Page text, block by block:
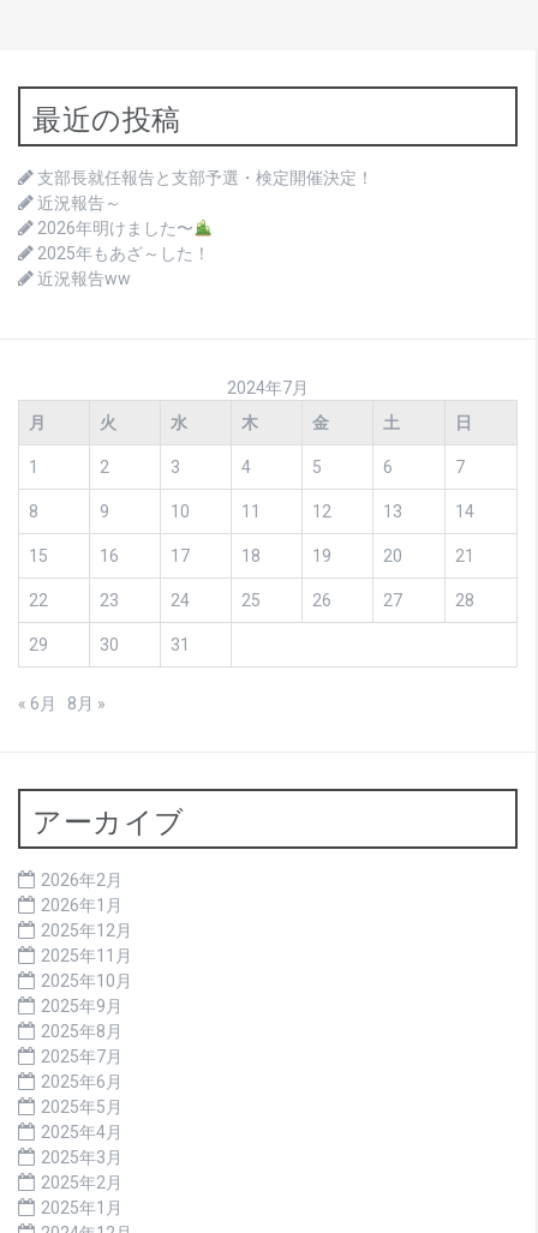
最近の投稿
支部長就任報告と支部予選・検定開催決定！
近況報告～
2026年明けました〜
2025年もあざ～した！
近況報告ww
2024年7月
月
火 水 木 金 土 日
1 2 3 4 5 6 7
8 9 10 11 12 13 14
15 16 17 18 19 20 21
22 23 24 25 26 27 28
29 30 31
« 6月 8月 »
アーカイブ
2026年2月
2026年1月
2025年12月
2025年11月
2025年10月
2025年9月
2025年8月
2025年7月
2025年6月
2025年5月
2025年4月
2025年3月
2025年2月
2025年1月